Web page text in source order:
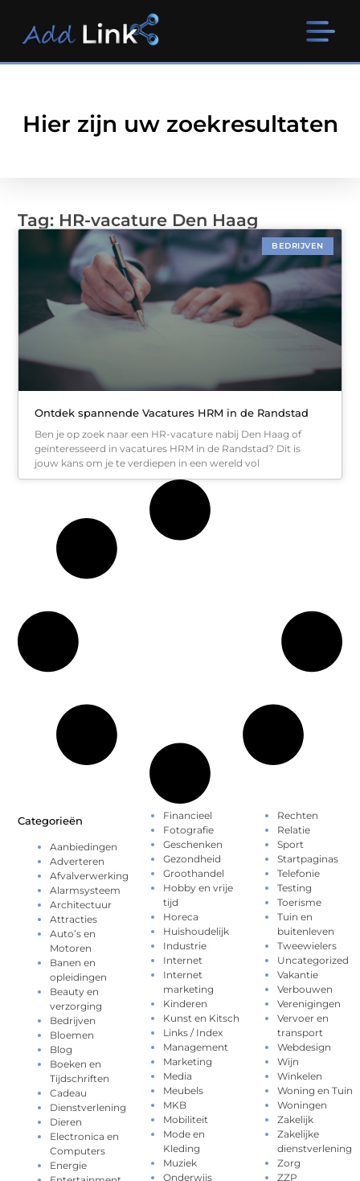
Hier zijn uw zoekresultaten
Tag: HR-vacature Den Haag
BEDRIJVEN
Ontdek spannende Vacatures HRM in de Randstad
Ben je op zoek naar een HR-vacature nabij Den Haag of
geïnteresseerd in vacatures HRM in de Randstad? Dit is
jouw kans om je te verdiepen in een wereld vol
Categorieën
Aanbiedingen
Adverteren
Afvalverwerking
Alarmsysteem
Architectuur
Attracties
Auto’s en
Motoren
Banen en
opleidingen
Beauty en
verzorging
Bedrijven
Bloemen
Blog
Boeken en
Tijdschriften
Cadeau
Dienstverlening
Dieren
Electronica en
Computers
Energie
Financieel
Fotografie
Geschenken
Gezondheid
Groothandel
Hobby en vrije
tijd
Horeca
Huishoudelijk
Industrie
Internet
Internet
marketing
Kinderen
Kunst en Kitsch
Links / Index
Management
Marketing
Media
Meubels
MKB
Mobiliteit
Mode en
Kleding
Muziek
Onderwijs
Rechten
Relatie
Sport
Startpaginas
Telefonie
Testing
Toerisme
Tuin en
buitenleven
Tweewielers
Uncategorized
Vakantie
Verbouwen
Verenigingen
Vervoer en
transport
Webdesign
Wijn
Winkelen
Woning en Tuin
Woningen
Zakelijk
Zakelijke
dienstverlening
Zorg
ZZP